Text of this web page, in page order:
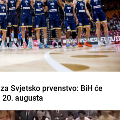
Svjetsko prvenstvo: BiH će
augusta